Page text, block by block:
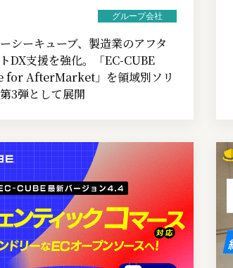
グループ会社
シーキューブ、製造業のアフタ
DX支援を強化。「EC-CUBE
AfterMarket」を領域別ソリ
3弾として展開